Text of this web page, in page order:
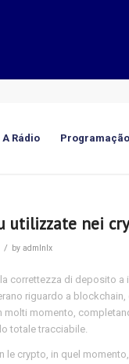
A Rádio Programação
utilizzate nei
/ byadmlnlx
correttezza di deposito
riguardo a
molti momento,
totale tracciabile.
le crypto, in quel